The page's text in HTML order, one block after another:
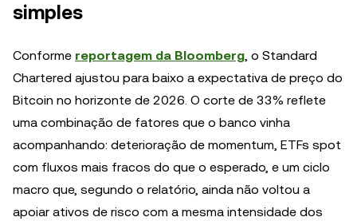
simples
Conforme reportagem da Bloomberg, o Standard
Chartered ajustou para baixo a expectativa de preço do
Bitcoin no horizonte de 2026. O corte de 33% reflete
uma combinação de fatores que o banco vinha
acompanhando: deterioração de momentum, ETFs spot
com fluxos mais fracos do que o esperado, e um ciclo
macro que, segundo o relatório, ainda não voltou a
apoiar ativos de risco com a mesma intensidade dos